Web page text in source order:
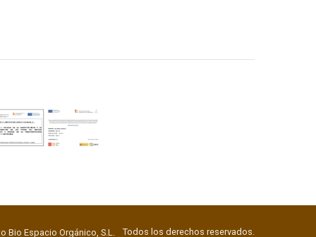
Bio Espacio Orgánico, S.L. Todos los derechos reservados.